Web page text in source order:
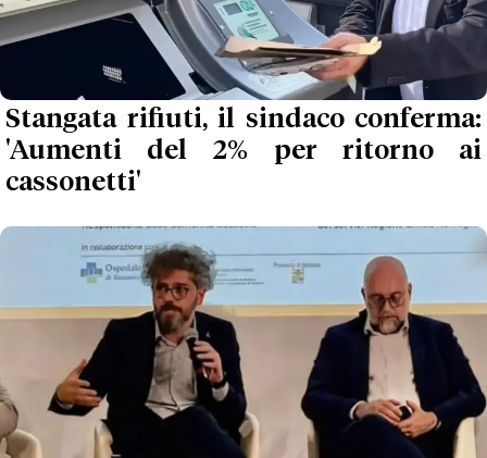
Stangata rifiuti, il sindaco conferma:
'Aumenti del 2% per ritorno ai
cassonetti'